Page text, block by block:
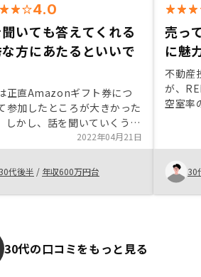
4.0
いても答えてくれる
方にあたるといいで
正直Amazonギフト券につ
参加したところが大きかった
しかし、話を聞いていくうち
後の資金を意識していくように
契約に至りました。もっと早
っていればよかったと思いま
振り込み手数料はそちらの会
ってくれ、満額オーナーに振
もいます。
2022年04月21日
30代後半 / 年収600万円台
売っ
に魅
不動産
が、
空室率
に魅
た。
とり
非常に
30
30代の口コミをもっと見る